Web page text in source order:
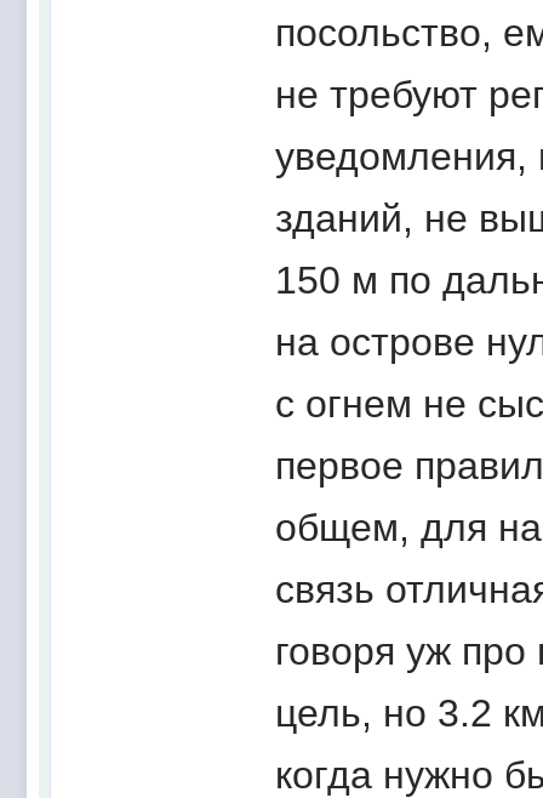
посольство,
не требуют
зданий, не
150 м по
на острове
с огнем не
первое
общем, для
связь
говоря уж
цель, но 3.2
когда нужно